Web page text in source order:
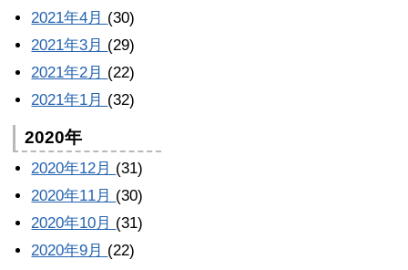
2021年4月 (30)
2021年3月 (29)
2021年2月 (22)
2021年1月 (32)
2020年
2020年12月 (31)
2020年11月 (30)
2020年10月 (31)
2020年9月 (22)